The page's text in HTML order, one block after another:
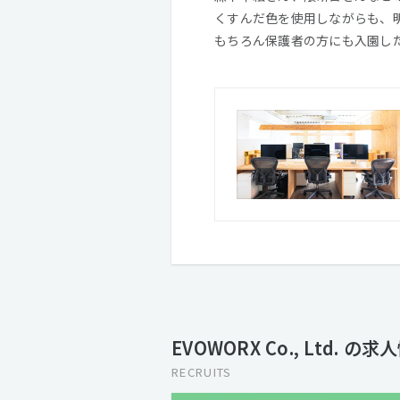
くすんだ色を使用しながらも
もちろん保護者の方にも入園
EVOWORX Co., Ltd. の求
RECRUITS